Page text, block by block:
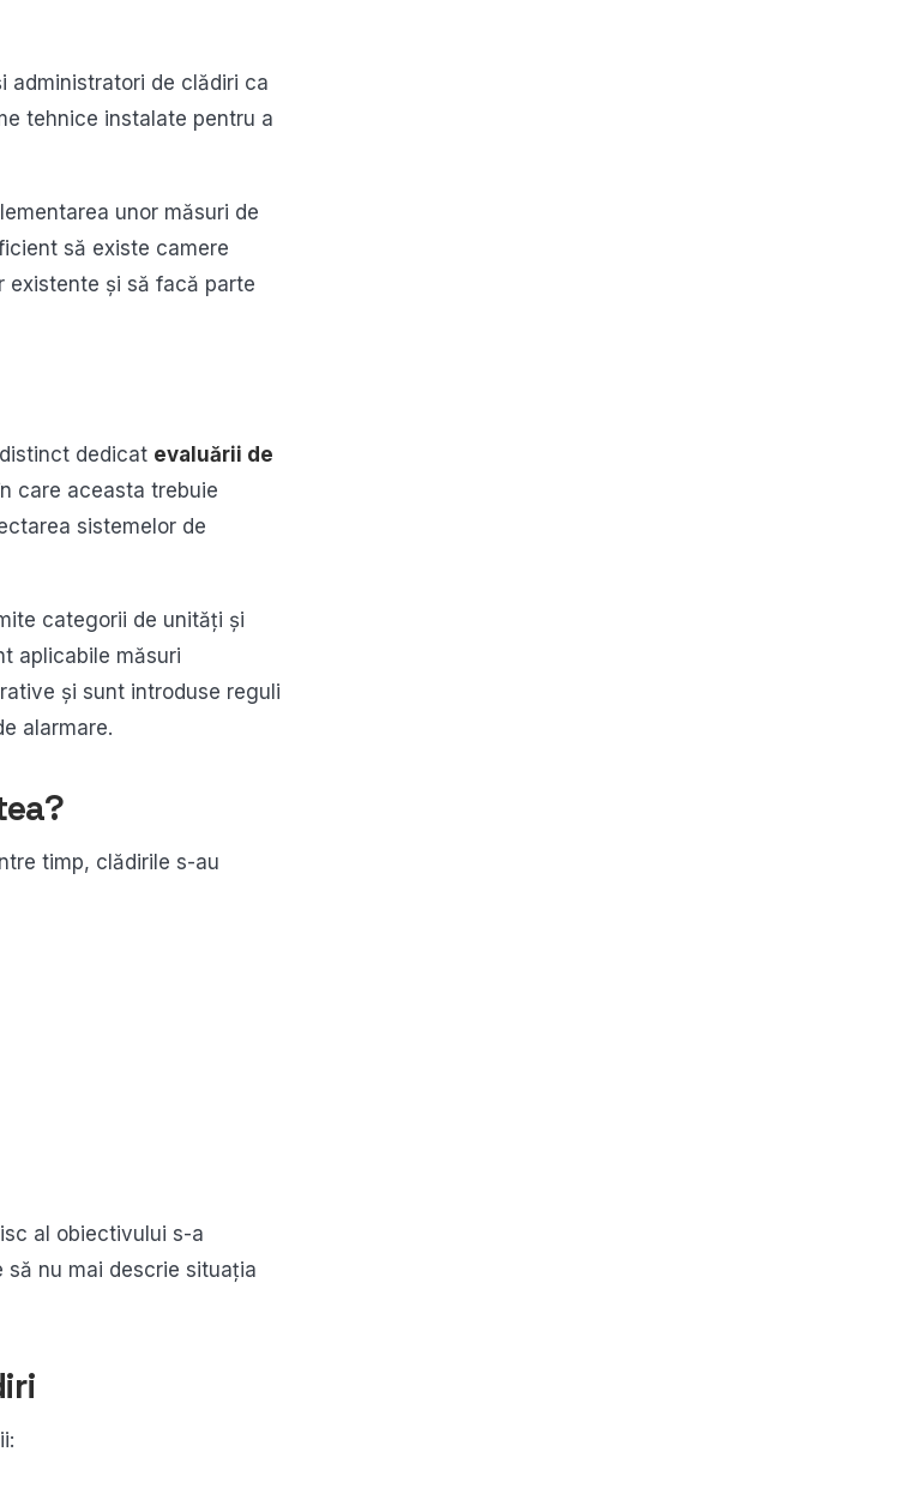
administratori de clădiri ca
tehnice instalate pentru a
unor măsuri de
să existe camere
și să facă parte
dedicat evaluării de
care aceasta trebuie
sistemelor de
categorii de unități și
aplicabile măsuri
și sunt introduse reguli
alarmare.
timp, clădirile s-au
al obiectivului s-a
nu mai descrie situația